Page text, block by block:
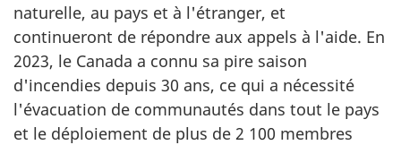
naturelle, au pays et à l'étranger, et
continueront de répondre aux appels à l'aide. En
2023, le Canada a connu sa pire saison
d'incendies depuis 30 ans, ce qui a nécessité
l'évacuation de communautés dans tout le pays
et le déploiement de plus de 2 100 membres